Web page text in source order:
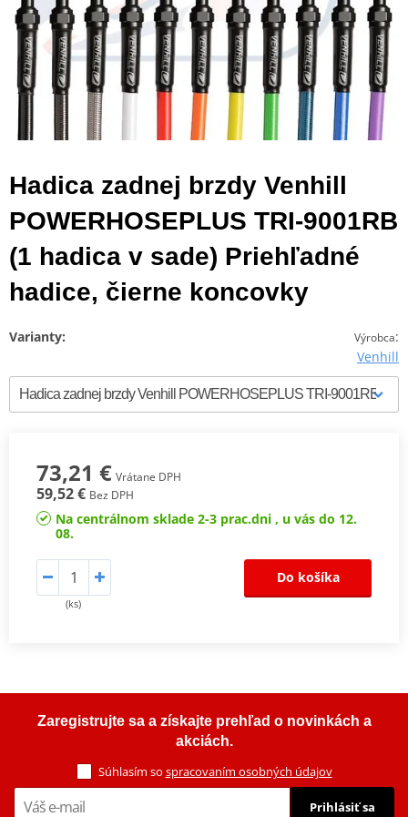
Hadica zadnej brzdy Venhill
POWERHOSEPLUS TRI-9001RB
(1 hadica v sade) Priehľadné
hadice, čierne koncovky
Výrobca:
Venhill
Varianty:
73,21 € Vrátane DPH
59,52 € Bez DPH
Na centrálnom sklade 2-3 prac.dni , u vás do 12.
08.
(ks)
Do košíka
Zaregistrujte sa a získajte prehľad o novinkách a
akciách.
Súhlasím so spracovaním osobných údajov
Prihlásiť sa